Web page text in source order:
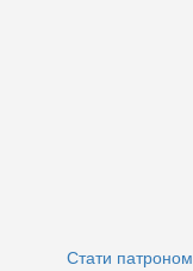
Стати патроном